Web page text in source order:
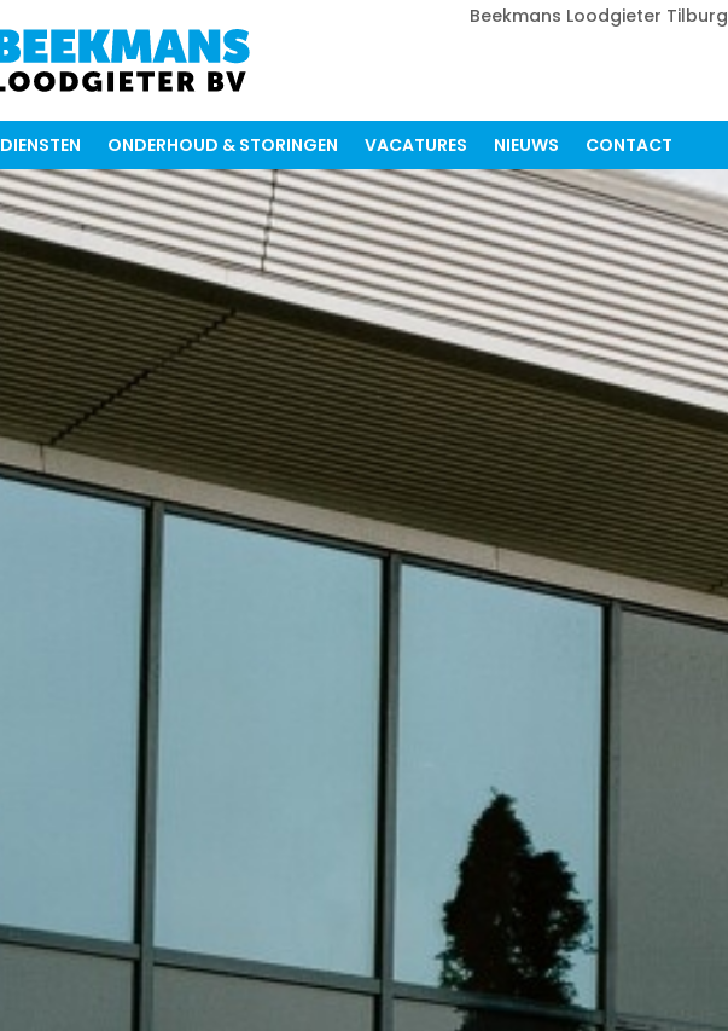
Beekmans Loodgieter Tilburg
DIENSTEN ONDERHOUD & STORINGEN VACATURES NIEUWS CONTACT